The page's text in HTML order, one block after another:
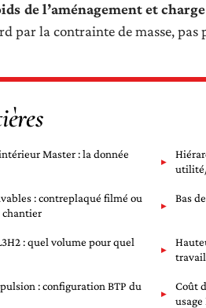
de l’aménagement et
par la contrainte de masse, pas
Master : la donnée
: contreplaqué filmé ou
chantier
Bas
: quel volume pour quel
travail
: configuration BTP du
Coût
usage